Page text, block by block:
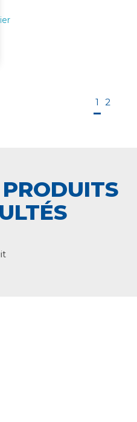
1 2